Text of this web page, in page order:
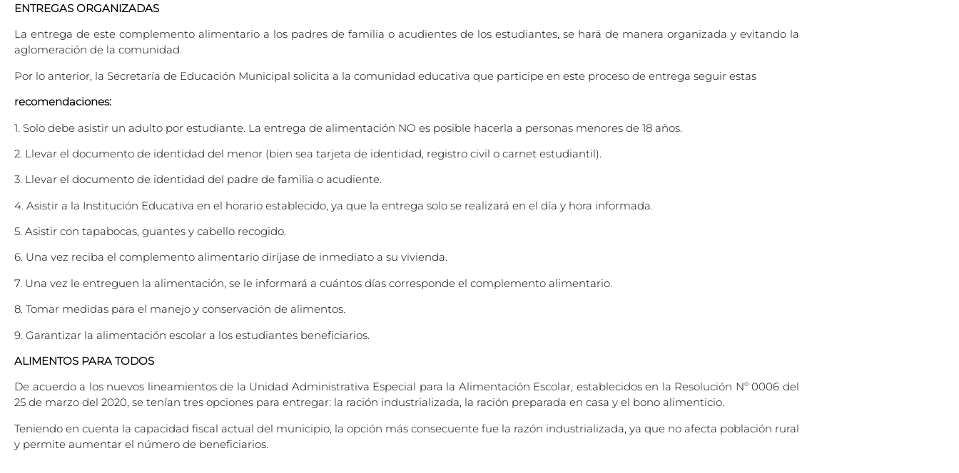
ENTREGAS ORGANIZADAS
La entrega de este complemento alimentario a los padres de familia o acudientes de los estudiantes, se hará de manera organizada y evitando la
aglomeración de la comunidad.
Por lo anterior, la Secretaría de Educación Municipal solicita a la comunidad educativa que participe en este proceso de entrega seguir estas
recomendaciones:
1. Solo debe asistir un adulto por estudiante. La entrega de alimentación NO es posible hacerla a personas menores de 18 años.
2. Llevar el documento de identidad del menor (bien sea tarjeta de identidad, registro civil o carnet estudiantil).
3. Llevar el documento de identidad del padre de familia o acudiente.
4. Asistir a la Institución Educativa en el horario establecido, ya que la entrega solo se realizará en el día y hora informada.
5. Asistir con tapabocas, guantes y cabello recogido.
6. Una vez reciba el complemento alimentario diríjase de inmediato a su vivienda.
7. Una vez le entreguen la alimentación, se le informará a cuántos días corresponde el complemento alimentario.
8. Tomar medidas para el manejo y conservación de alimentos.
9. Garantizar la alimentación escolar a los estudiantes beneficiarios.
ALIMENTOS PARA TODOS
De acuerdo a los nuevos lineamientos de la Unidad Administrativa Especial para la Alimentación Escolar, establecidos en la Resolución Nº 0006 del
25 de marzo del 2020, se tenían tres opciones para entregar: la ración industrializada, la ración preparada en casa y el bono alimenticio.
Teniendo en cuenta la capacidad fiscal actual del municipio, la opción más consecuente fue la razón industrializada, ya que no afecta población rural
y permite aumentar el número de beneficiarios.